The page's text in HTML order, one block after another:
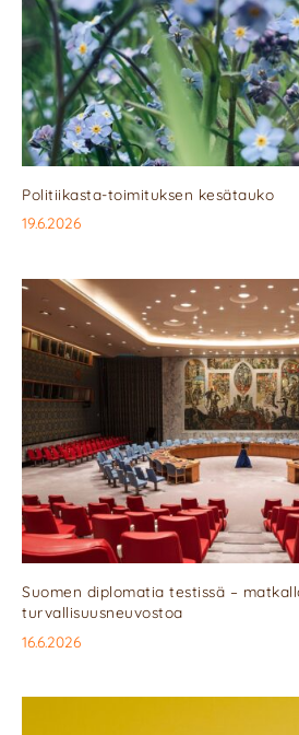
Politiikasta-toimituksen kesätauko
19.6.2026
Suomen diplomatia testissä –
turvallisuusneuvostoa
16.6.2026